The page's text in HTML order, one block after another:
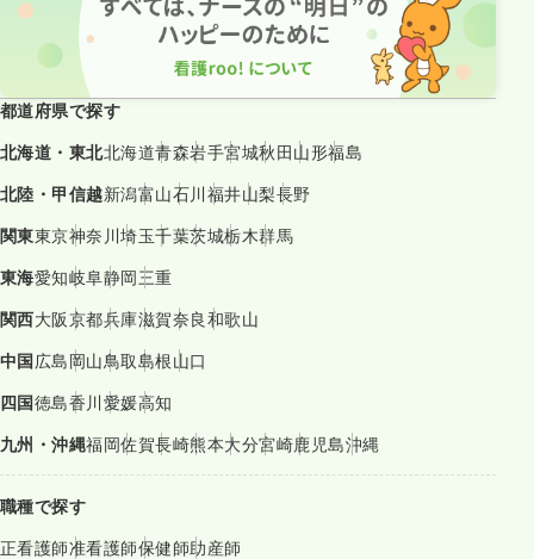
都道府県で探す
北海道・東北北海道青森岩手宮城秋田山形福島
北陸・甲信越新潟富山石川福井山梨長野
関東東京神奈川埼玉千葉茨城栃木群馬
東海愛知岐阜静岡三重
関西大阪京都兵庫滋賀奈良和歌山
中国広島岡山鳥取島根山口
四国徳島香川愛媛高知
九州・沖縄福岡佐賀長崎熊本大分宮崎鹿児島沖縄
職種で探す
正看護師准看護師保健師助産師